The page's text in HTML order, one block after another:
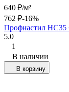
640 ₽/м²
762 ₽-16%
Профнастил НС35
5.0
1
В наличии
В корзину